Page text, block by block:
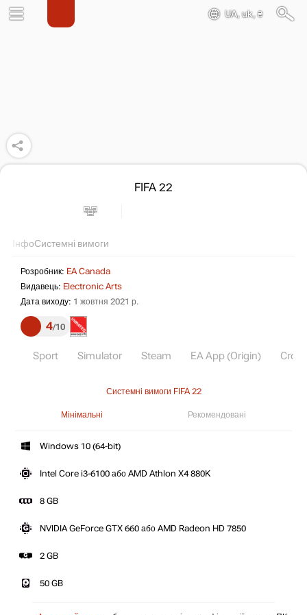
UA, uk, ₴
FIFA 22
ІнфоСистемні вимоги
Розробник: EA Canada
Видавець: Electronic Arts
Дата виходу: 1 жовтня 2021 р.
4 10
Sport Simulator Steam EA App (Origin)
Системні вимоги FIFA 22
Мінімальні Рекомендовані
Windows 10 (64-bit)
Intel Core i3-6100 або AMD Athlon X4 880K
8 GB
NVIDIA GeForce GTX 660 або AMD Radeon HD 7850
2 GB
50 GB